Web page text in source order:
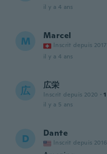
il y a 4 ans
M Marcel
Inscrit depuis 2017
il y a 4 ans
広 広栄
Inscrit depuis 2020 · 1
il y a 5 ans
D Dante
Inscrit depuis 2016